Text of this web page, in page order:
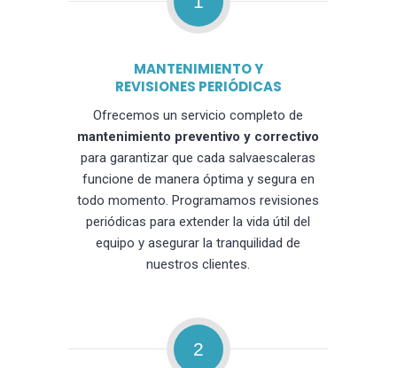
MANTENIMIENTO Y
REVISIONES PERIÓDICAS
Ofrecemos un servicio completo de
mantenimiento preventivo y correctivo
para garantizar que cada salvaescaleras
funcione de manera óptima y segura en
todo momento. Programamos revisiones
periódicas para extender la vida útil del
equipo y asegurar la tranquilidad de
nuestros clientes.
2